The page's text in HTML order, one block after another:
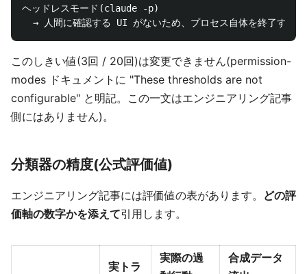
ヘッドレスモード(claude -p)
このしきい値(3回 / 20回)は変更できません(permission-
modes ドキュメントに "These thresholds are not
configurable" と明記。この一文はエンジニアリング記事
側にはありません)。
分類器の精度(公式評価値)
エンジニアリング記事には評価値の表があります。 どの評
価軸の数字かを添えて引用します。
実トラ
実際の過
合成データ